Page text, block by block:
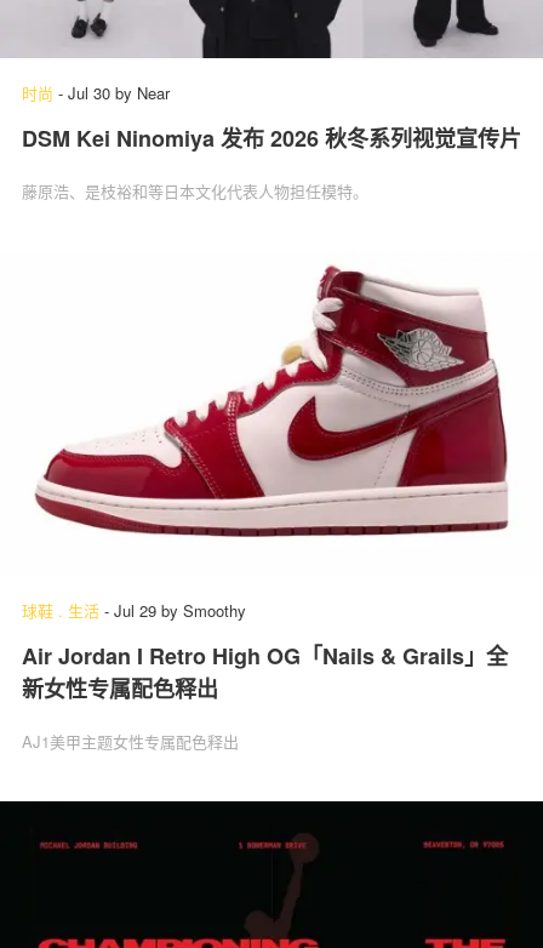
时尚 - Jul 30 by Near
DSM Kei Ninomiya 发布 2026 秋冬系列视觉宣传片
藤原浩、是枝裕和等日本文化代表人物担任模特。
球鞋 . 生活 - Jul 29 by Smoothy
Air Jordan I Retro High OG「Nails & Grails」全
新女性专属配色释出
AJ1美甲主题女性专属配色释出